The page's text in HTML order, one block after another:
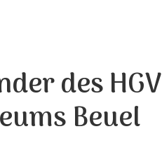
des HGV
Beuel